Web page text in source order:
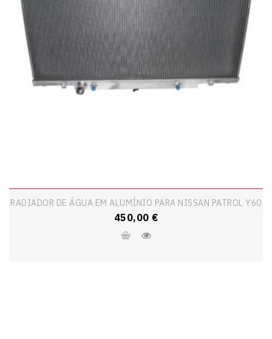
RADIADOR DE ÁGUA EM ALUMÍNIO PARA NISSAN PATROL Y60
Preço
450,00 €